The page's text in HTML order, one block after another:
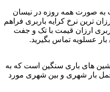
به صورت همه روزه در نیسان
ترین نرخ کرایه باربری فراهم
ارزان قیمت با تک و جفت
بار عسلویه تماس بگیرید.
از جمله ماشین های باری سنگین است که به
بار شهری و بین شهری مورد